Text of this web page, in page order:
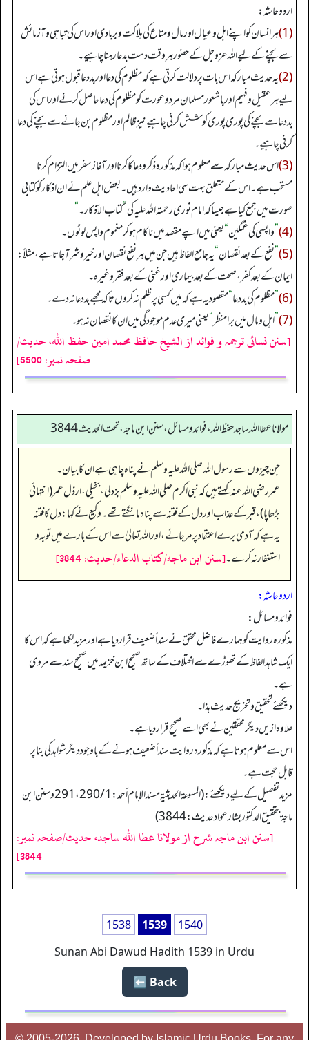
اردو حاشہ:
(1) ہر انسان کواپنے اہل وعیال اورمال ومتاع کی ہلاکت وبربادی اوراس کی تباہی وآزمائش
سے بچنے کے لیے اللہ عزوجل کے حضور ہر وقت دست بدعا رہنا چاہیے۔
(2) یہ حدیث مبارکہ اس بات پر دلالت کرتی ہے کہ مظلوم کی دعا اوربددعا قبول ہوتی ہے اس
لیے ہر عقیل وفہیم اورباشعور مسلمان مرد وعورت کومظلوم کی دعا حاصل کرنے اوراس کی
بددعا سے بچنے کی پوری پوری کوشش کرنی چاہیے نیزظالم اورمظلوم بن جانے سے بچنے کی دعا
کرنی چاہیے۔
(3) اس حدیث مبارکہ سےمعلوم ہواکہ مذکورہ ذکرو دعا کا کرنا اورآغاز سفرمیں التزام کرنا
مستحب ہے۔ اس کےمتعلق بہت سی احادیث وارد ہیں۔ بعض اہل علم نےان اذکار کوکتابی
صورت میں جمع کیا ہےجیسا کہ امام نوری رحمتہ اللہ علیہ کی”کتاب الأذکار۔“
(4)
”واپسی کی غمگین“یعنی میں اپںے مقصد میں ناکام ہوکر مغموم واپس لوٹوں۔
(5)
”نفع کے بعد نقصان“یہ جامع الفاظ ہیں جن میں ہر نفع نقصان اورخیروشرآ جاتا ہے، مثلاً:
ایمان کے بعد کفر، صحت کےبعد بیماری اورغنی کےبعد فقر وغیرہ۔
(6)
”مظلوم کی بددعا“مقصود یہ ہے کہ میں کسی پرظلم نہ کروں تاکہ مجھے بددعا نہ دے۔
(7)
”اہل ومال میں برا منظر“یعنی میری عدم موجودگی میں ان کا نقصان نہ ہو۔
[سنن نسائی ترجمہ و فوائد از الشیخ حافظ محمد امین حفظ اللہ، حدیث/
صفحہ نمبر: 5500]
مولانا عطا الله ساجد حفظ الله، فوائد و مسائل، سنن ابن ماجه، تحت الحديث3844
جن چیزوں سے رسول اللہ صلی اللہ علیہ وسلم نے پناہ چاہی ہے ان کا بیان۔
عمر رضی اللہ عنہ کہتے ہیں کہ نبی اکرم صلی اللہ علیہ وسلم بزدلی، بخیلی، ارذل عمر (انتہائی
بڑھاپا)، قبر کے عذاب اور دل کے فتنہ سے پناہ مانگتے تھے۔ وکیع نے کہا: دل کا فتنہ
یہ ہے کہ آدمی برے اعتقاد پر مر جائے، اور اللہ تعالیٰ سے اس کے بارے میں توبہ و
استغفار نہ کرے۔[سنن ابن ماجه/كتاب الدعاء/حدیث: 3844]
اردو حاشہ:
فوائد ومسائل:
مذکورہ روایت کو ہمارے فاضل محقق نے سنداً ضعیف قرار دیا ہے اور مزید لکھا ہے کہ اس کا
ایک شاہد الفاظ کے تھوڑے سے اختلاف کے ساتھ صحیح ابن خزیمہ میں صحیح سند سے مروی
ہے۔
دیکھئے تحقیق و تخریج حدیث ہذا۔
علاوہ ازیں دیگر محققین نے بھی اسے صحیح قرار دیا ہے۔
اس سے معلوم ہوتا ہے کہ مذکورہ روایت سنداً ضعیف ہونے کے باوجود دیگر شواہد کی بنا پر
قابل حجت ہے۔
مزید تفصیل کےلیے دیکھئے: (المسوعة الحديثية مسند الإمام أحمد: 1/ 290، 291 وسنن ابن
ماجة بتحقيق الدكتور بشار عواد حديث: 3844)
[سنن ابن ماجہ شرح از مولانا عطا الله ساجد، حدیث/صفحہ نمبر:
3844]
1538 1539
1540
Sunan Abi Dawud Hadith 1539 in Urdu
Back ⬅️